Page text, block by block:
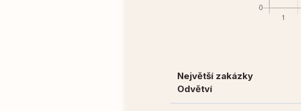
Největší zakázky
Odvětví